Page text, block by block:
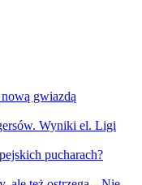
gwiazdą
Wyniki el. Ligi
pucharach?